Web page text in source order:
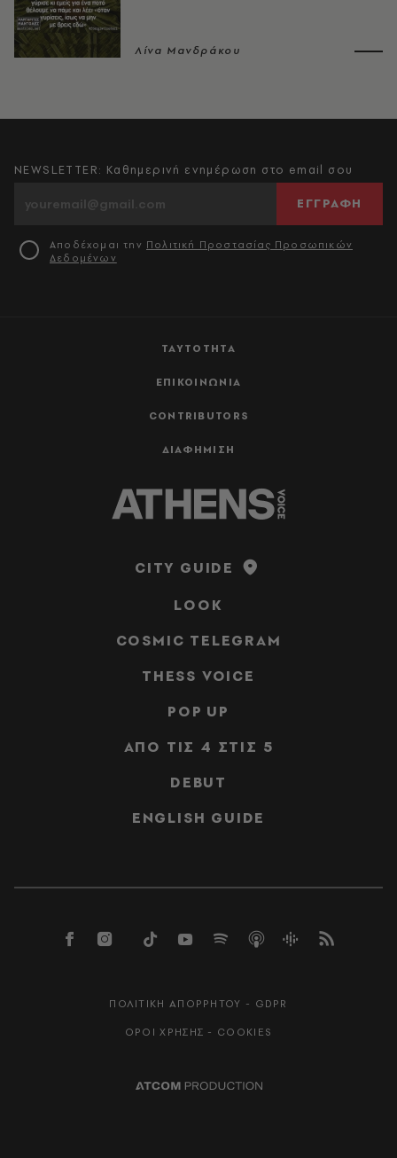
Λίνα Μανδράκου
ΤΑΥΤΟΤΗΤΑ
ΕΠΙΚΟΙΝΩΝΙΑ
CONTRIBUTORS
ΔΙΑΦΗΜΙΣΗ
NEWSLETTER: Καθημερινή ενημέρωση στο email σου
ΕΓΓΡΑΦΗ
Αποδέχομαι την Πολιτική Προστασίας Προσωπικών
Δεδομένων
CITY GUIDE
LOOK
COSMIC TELEGRAM
THESS VOICE
POP UP
ΑΠΟ ΤΙΣ 4 ΣΤΙΣ 5
DEBUT
ENGLISH GUIDE
ΠΟΛΙΤΙΚΗ ΑΠΟΡΡΗΤΟΥ - GDPR
ΟΡΟΙ ΧΡΗΣΗΣ - COOKIES